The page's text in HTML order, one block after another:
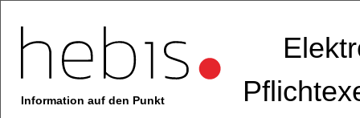
Information auf den Punkt